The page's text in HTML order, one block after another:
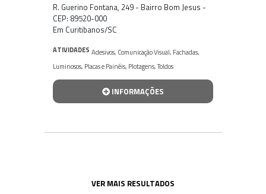
R. Guerino Fontana, 249 - Bairro Bom Jesus -
CEP: 89520-000
Em Curitibanos/SC
ATIVIDADES Adesivos, Comunicação Visual, Fachadas,
Luminosos, Placas e Painéis, Plotagens,Toldos
INFORMAÇÕES
VER MAIS RESULTADOS